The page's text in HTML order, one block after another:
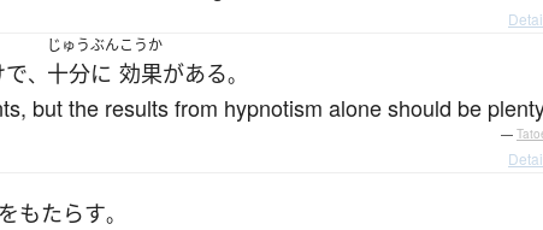
で、
じゅうぶん
十分に
こうか
効果がある。
but the results from hypnotism alone should be
—
をもたらす。